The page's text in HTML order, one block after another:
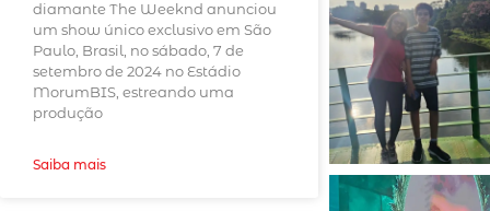
diamante The Weeknd anunciou
um show único exclusivo em São
Paulo, Brasil, no sábado, 7 de
setembro de 2024 no Estádio
MorumBIS, estreando uma
produção
Saiba mais